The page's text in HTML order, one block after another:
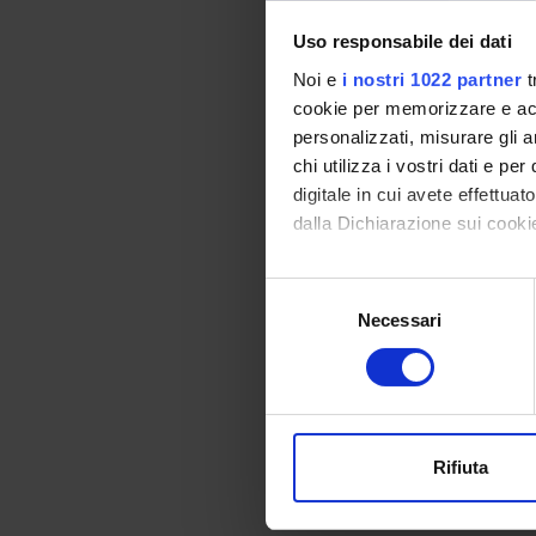
Uso responsabile dei dati
Noi e i nostri 1022 partner
cookie per memorizzare e
personalizzati, misurare gli
chi utilizza i vostri dati e per
digitale in cui avete
dalla Dichiarazione sui
Con il tuo consenso,
raccogliere
digitali).
modificare o ritirare il tuo
Necessari
Rifiuta
12
13
15
16
17
18
23